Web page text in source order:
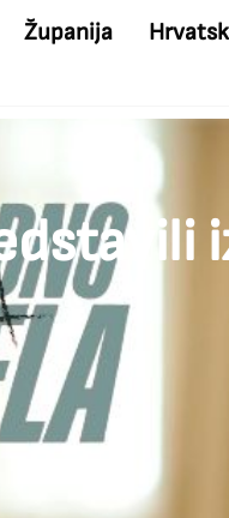
Županija